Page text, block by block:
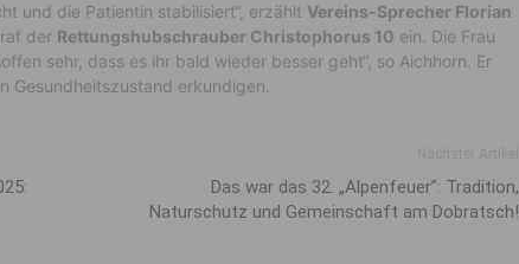
und die Patientin stabilisiert“, erzählt Vereins-Sprecher Florian
der Rettungshubschrauber Christophorus 10 ein. Die Frau
sehr, dass es ihr bald wieder besser geht“, so Aichhorn. Er
Gesundheitszustand erkundigen.
Das war das 32. „Alpenfeuer”: Tradition,
Naturschutz und Gemeinschaft am Dobratsch!